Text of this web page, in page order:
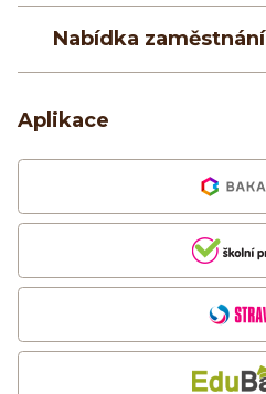
Nabídka zaměstnání
Aplikace